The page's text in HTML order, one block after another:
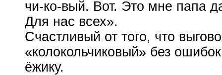
чи-ко-вый. Вот. Это мне папа
Для нас всех».
Счастливый от того, что
«колокольчиковый» без
ёжику.